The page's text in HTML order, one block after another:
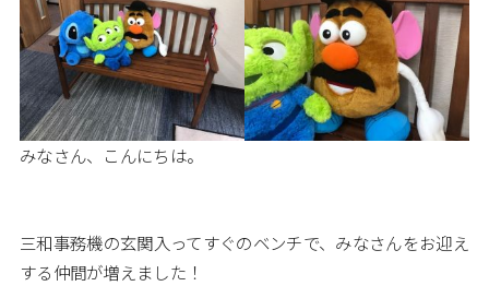
みなさん、こんにちは。
三和事務機の玄関入ってすぐのベンチで、みなさんをお迎え
する仲間が増えました！